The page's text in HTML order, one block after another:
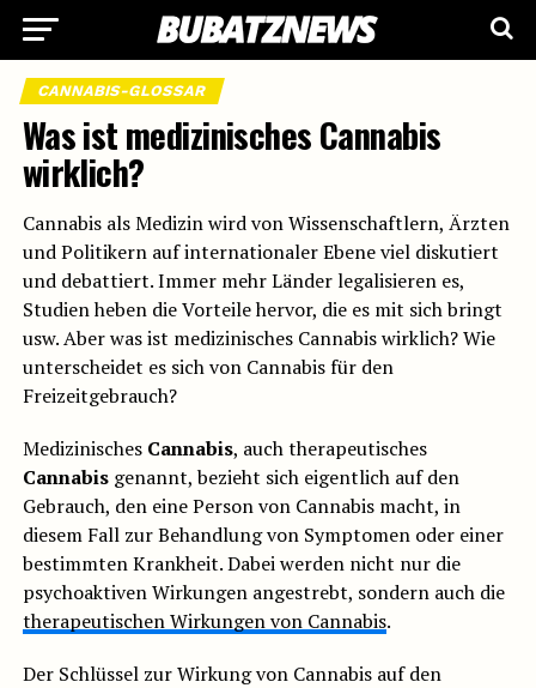
CANNABIS-GLOSSAR
Was ist medizinisches Cannabis
wirklich?
Cannabis als Medizin wird von Wissenschaftlern, Ärzten
und Politikern auf internationaler Ebene viel diskutiert
und debattiert. Immer mehr Länder legalisieren es,
Studien heben die Vorteile hervor, die es mit sich bringt
usw. Aber was ist medizinisches Cannabis wirklich? Wie
unterscheidet es sich von Cannabis für den
Freizeitgebrauch?
Medizinisches Cannabis, auch therapeutisches
Cannabisgenannt, bezieht sich eigentlich auf den
Gebrauch, den eine Person von Cannabis macht, in
diesem Fall zur Behandlung von Symptomen oder einer
bestimmten Krankheit. Dabei werden nicht nur die
psychoaktiven Wirkungen angestrebt, sondern auch die
therapeutischen Wirkungen von Cannabis.
Der Schlüssel zur Wirkung von Cannabis auf den